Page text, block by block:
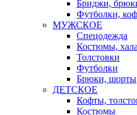
Бриджи,
Футболки,
МУЖСКОЕ
Спецодежда
Костюмы,
Толстовки
Футболки
Брюки, шорты
ДЕТСКОЕ
Кофты,
Костюмы